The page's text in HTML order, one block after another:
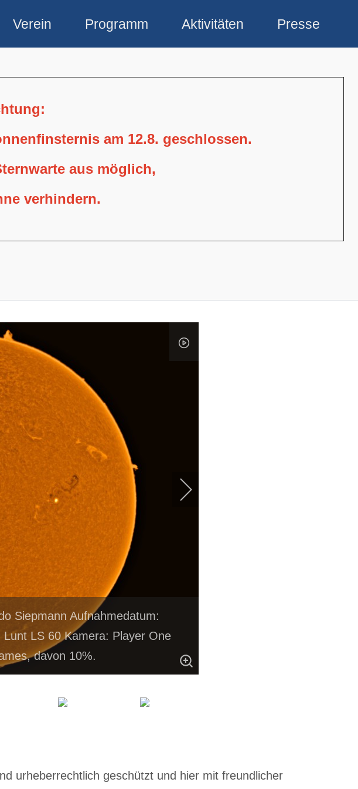
Verein Programm Aktivitäten Presse
am 12.8. geschlossen.
aus möglich,
verhindern.
Siepmann Aufnahmedatum:
LS 60 Kamera: Player One
davon 10%.
urheberrechtlich geschützt und hier mit freundlicher